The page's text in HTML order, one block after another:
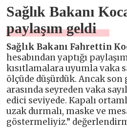
Sağlık Bakanı
paylaşım geldi
Sağlık Bakanı Fahrettin
hesabından yaptığı
kısıtlamalara uyumla vaka
ölçüde düşürdük. Ancak son
arasında seyreden vaka
edici seviyede. Kapalı
uzak durmalı, maske ve
göstermeliyiz.”